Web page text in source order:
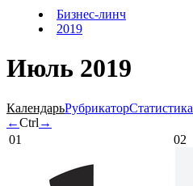
Бизнес-линч
2019
Июль 2019
КалендарьРубрикаторСтатистика
←Ctrl →
01
02